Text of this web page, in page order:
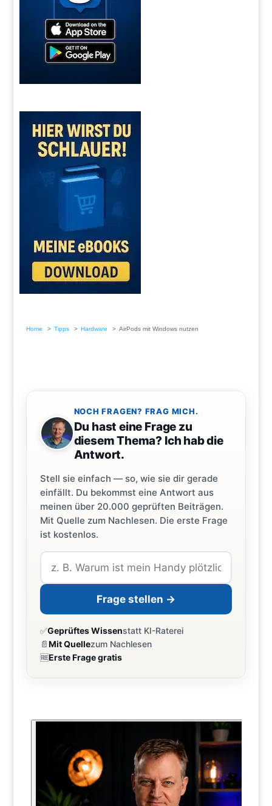
Home Tipps Hardware AirPods mit Windows nutzen
NOCH FRAGEN? FRAG MICH.
Du hast eine Frage zu
diesem Thema? Ich hab die
Antwort.
Stell sie einfach — so, wie sie dir gerade
einfällt. Du bekommst eine Antwort aus
meinen über 20.000 geprüften Beiträgen.
Mit Quelle zum Nachlesen. Die erste Frage
ist kostenlos.
Frage stellen →
✅Geprüftes Wissenstatt KI-Raterei
📄Mit Quellezum Nachlesen
🆓Erste Frage gratis